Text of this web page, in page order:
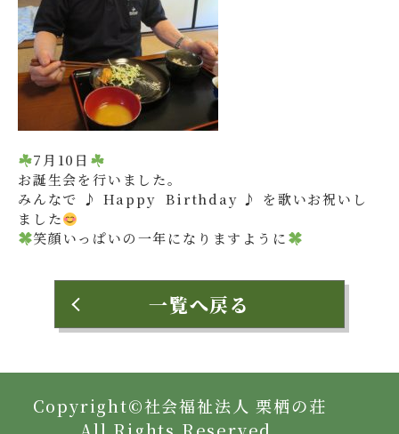
7月10日
お誕生会を行いました。
みんなで ♪ Happy Birthday ♪ を歌いお祝いし
ました
笑顔いっぱいの一年になりますように
一覧へ戻る
Copyright©社会福祉法人 栗栖の荘
All Rights Reserved.